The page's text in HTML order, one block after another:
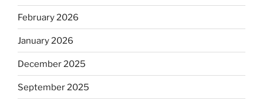
February 2026
January 2026
December 2025
September 2025